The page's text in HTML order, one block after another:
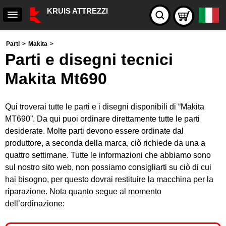
KRUIS ATTREZZI
Parti > Makita >
Parti e disegni tecnici
Makita Mt690
Qui troverai tutte le parti e i disegni disponibili di “Makita
MT690”. Da qui puoi ordinare direttamente tutte le parti
desiderate. Molte parti devono essere ordinate dal
produttore, a seconda della marca, ciò richiede da una a
quattro settimane. Tutte le informazioni che abbiamo sono
sul nostro sito web, non possiamo consigliarti su ciò di cui
hai bisogno, per questo dovrai restituire la macchina per la
riparazione. Nota quanto segue al momento
dell’ordinazione: